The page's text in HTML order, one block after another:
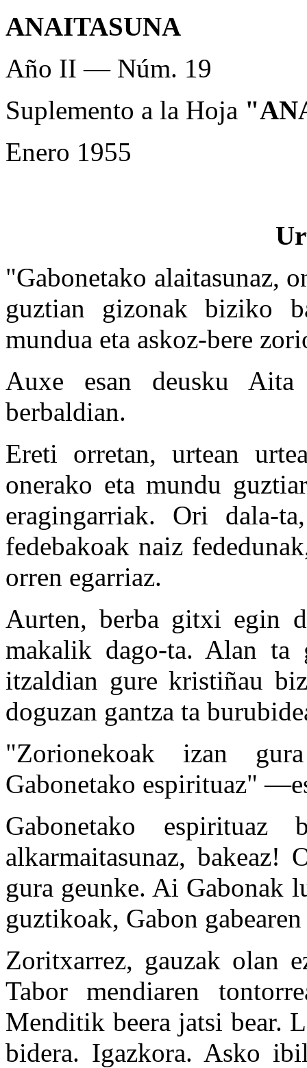
ANAITASUNA
Año II — Núm. 19
Suplemento a la Hoja
Enero 1955
"Gabonetako alaitasunaz,
guztian gizonak biziko
mundua eta askoz-bere
Auxe esan deusku Aita
berbaldian.
Ereti orretan, urtean
onerako eta mundu
eragingarriak. Ori dala-
fedebakoak naiz
orren egarriaz.
Aurten, berba gitxi egin
makalik dago-ta. Alan ta
itzaldian gure kristiñau
doguzan gantza ta
"Zorionekoak izan
Gabonetako espirituaz"
Gabonetako espirituaz
alkarmaitasunaz,
gura geunke. Ai Gabonak
guztikoak, Gabon
Zoritxarrez, gauzak olan
Tabor mendiaren
Menditik beera jatsi bear.
bidera. Igazkora. Asko